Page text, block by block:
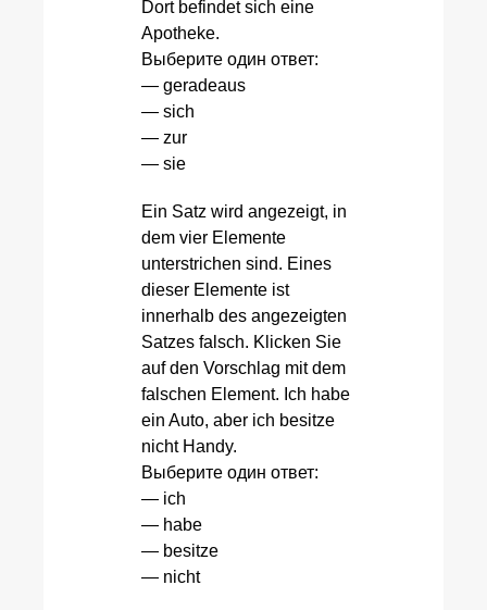
Dort befindet sich eine
Apotheke.
Выберите один ответ:
— geradeaus
— sich
— zur
— sie
Ein Satz wird angezeigt, in
dem vier Elemente
unterstrichen sind. Eines
dieser Elemente ist
innerhalb des angezeigten
Satzes falsch. Klicken Sie
auf den Vorschlag mit dem
falschen Element. Ich habe
ein Auto, aber ich besitze
nicht Handy.
Выберите один ответ:
— ich
— habe
— besitze
— nicht